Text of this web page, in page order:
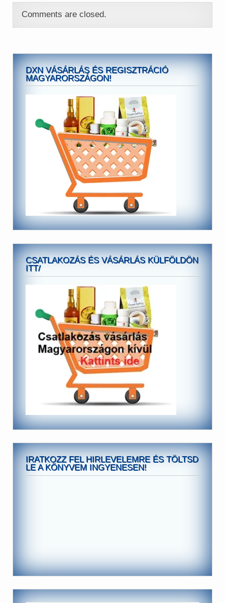
Comments are closed.
DXN VÁSÁRLÁS ÉS REGISZTRÁCIÓ
MAGYARORSZÁGON!
CSATLAKOZÁS ÉS VÁSÁRLÁS KÜLFÖLDÖN
ITT/
IRATKOZZ FEL HIRLEVELEMRE ÉS TÖLTSD
LE A KÖNYVEM INGYENESEN!